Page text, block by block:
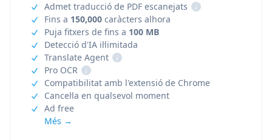
Admet traducció de PDF escanejats
i
Fins a 150,000 caràcters alhora
Puja fitxers de fins a 100 MB
Detecció d'IA il·limitada
Translate Agent
i
Pro OCR
i
Compatibilitat amb l'extensió de Chrome
Cancel·la en qualsevol moment
Ad free
Més →